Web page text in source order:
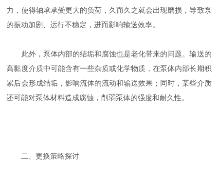
力，使得轴承承受更大的负荷，久而久之就会出现磨损，导致泵
的振动加剧、运行不稳定，进而影响输送效率。
此外，泵体内部的结垢和腐蚀也是老化带来的问题。输送的
高黏度介质中可能含有一些杂质或化学物质，在泵体内部长期积
累后会形成结垢，影响流体的流动和输送效果；同时，某些介质
还可能对泵体材料造成腐蚀，削弱泵体的强度和耐久性。
​​二、更换策略探讨​​